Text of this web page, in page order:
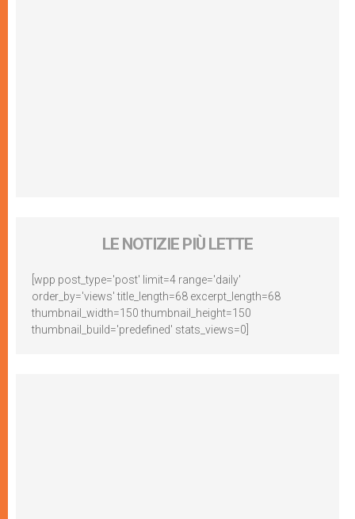
LE NOTIZIE PIÙ LETTE
[wpp post_type='post' limit=4 range='daily'
order_by='views' title_length=68 excerpt_length=68
thumbnail_width=150 thumbnail_height=150
thumbnail_build='predefined' stats_views=0]